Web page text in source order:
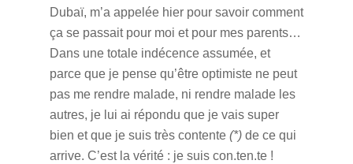
Dubaï, m’a appelée hier pour savoir comment
ça se passait pour moi et pour mes parents…
Dans une totale indécence assumée, et
parce que je pense qu’être optimiste ne peut
pas me rendre malade, ni rendre malade les
autres, je lui ai répondu que je vais super
bien et que je suis très contente (*)de ce qui
arrive. C’est la vérité : je suis con.ten.te !